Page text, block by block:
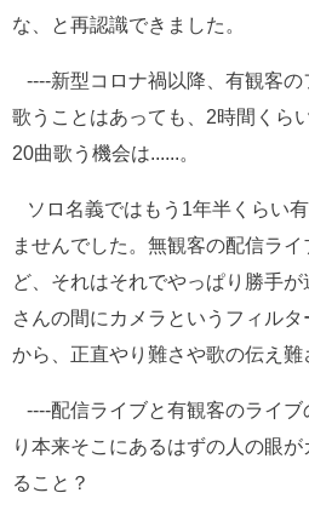
な、と再認識できました。
----新型コロナ禍以降、有観客の
歌うことはあっても、2時間くら
20曲歌う機会は......。
ソロ名義ではもう1年半くらい
ませんでした。無観客の配信ラ
ど、それはそれでやっぱり勝手
さんの間にカメラというフィル
から、正直やり難さや歌の伝え難
----配信ライブと有観客のライ
り本来そこにあるはずの人の眼
ること？